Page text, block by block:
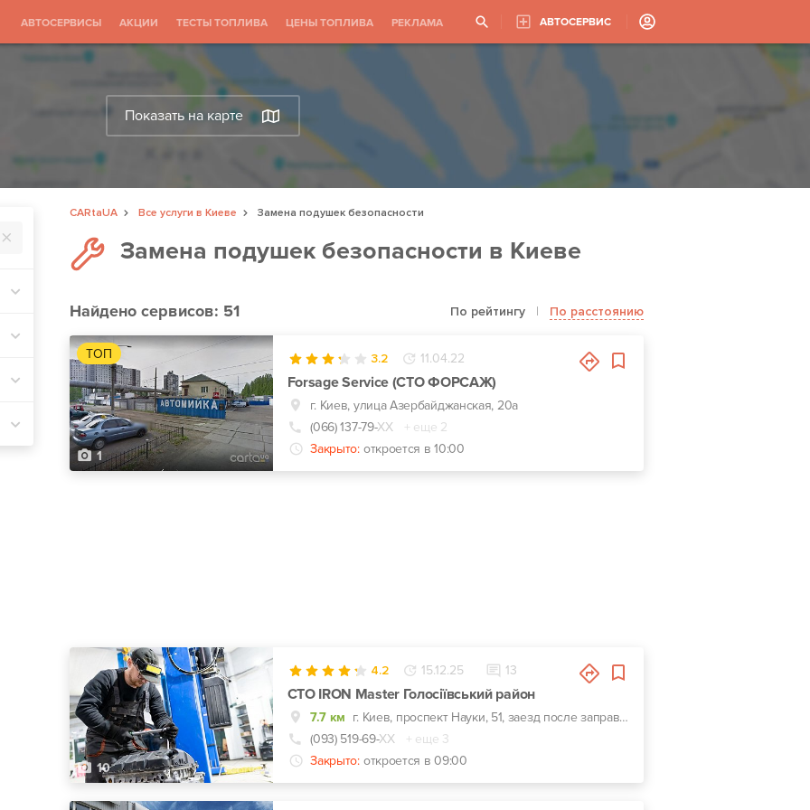
АВТОСЕРВИСЫ АКЦИИ ТЕСТЫ ТОПЛИВА ЦЕНЫ ТОПЛИВА РЕКЛАМА АВТОСЕРВИС
Показать на карте
CARtaUA Все услуги в Киеве
Замена подушек безопасности
Замена подушек безопасности в Киеве
Найденосервисов: 51 По рейтингу | По расстоянию
ТОП
1
3.2 11.04.22
Forsage Service (СТО ФОРСАЖ)
г. Киев, улица Азербайджанская, 20а
(066) 137-79-ХХ
+ еще 2
Закрыто: откроется в 10:00
10
4.2 15.12.25 13
СТО IRON Master Голосіївський район
7.7 км
г. Киев, проспект Науки, 51, заезд после заправки WOG
(093) 519-69-ХХ
+ еще 3
Закрыто: откроется в 09:00